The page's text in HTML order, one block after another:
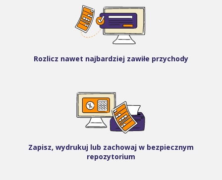
Rozlicz nawet najbardziej zawiłe przychody
Zapisz, wydrukuj lub zachowaj w bezpiecznym
repozytorium